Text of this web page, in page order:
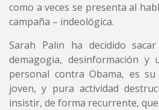
como a veces se presenta al
campaña – indeológica.
Sarah Palin ha decidido
demagogia, desinformación y
personal contra Obama, es
joven, y pura actividad
insistir, de forma recurrente, que